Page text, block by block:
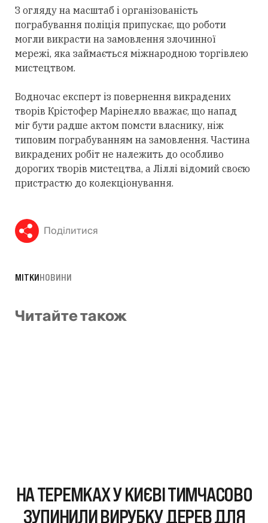
З огляду на масштаб і організованість
пограбування поліція припускає, що роботи
могли викрасти на замовлення злочинної
мережі, яка займається міжнародною торгівлею
мистецтвом.
Водночас експерт із повернення викрадених
творів Крістофер Марінелло вважає, що напад
міг бути радше актом помсти власнику, ніж
типовим пограбуванням на замовлення. Частина
викрадених робіт не належить до особливо
дорогих творів мистецтва, а Ліллі відомий своєю
пристрастю до колекціонування.
Поділитися
МІТКИНОВИНИ
Читайте також
НА ТЕРЕМКАХ У КИЄВІ ТИМЧАСОВО
ЗУПИНИЛИ ВИРУБКУ ДЕРЕВ ДЛЯ